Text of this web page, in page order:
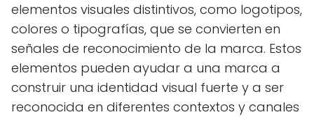
elementos visuales distintivos, como logotipos,
colores o tipografías, que se convierten en
señales de reconocimiento de la marca. Estos
elementos pueden ayudar a una marca a
construir una identidad visual fuerte y a ser
reconocida en diferentes contextos y canales